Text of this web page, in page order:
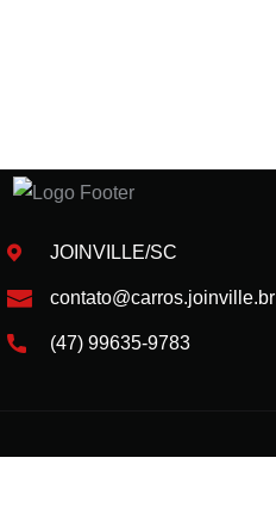
JOINVILLE/SC
contato@carros.joinville.br
(47) 99635-9783